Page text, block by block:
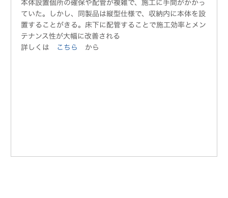
本体設置個所の確保や配管が複雑で、施工に手間がかかっ
ていた。しかし、同製品は縦型仕様で、収納内に本体を設
置することがきる。床下に配管することで施工効率とメン
テナンス性が大幅に改善される
詳しくは こちら から